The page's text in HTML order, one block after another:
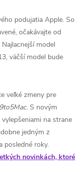
podujatia Apple. So
očakávajte od
Najlacnejší model
väčší model bude
veľké zmeny pre
9to5Mac. S novým
na strane
jedným z
posledné roky.
novinkách, ktoré